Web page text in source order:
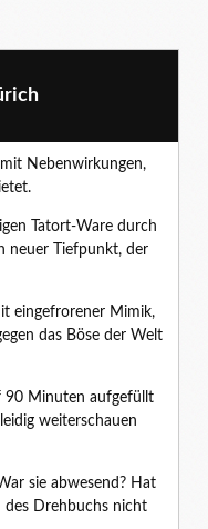
Nebenwirkungen,
Tatort-Ware durch
neuer Tiefpunkt, der
eingefrorener Mimik,
das Böse der Welt
90 Minuten aufgefüllt
weiterschauen
sie abwesend? Hat
des Drehbuchs nicht